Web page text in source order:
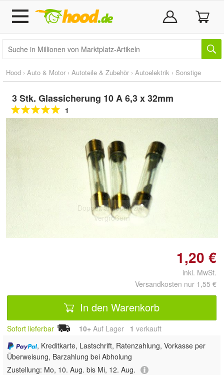
Hood › Auto & Motor › Autoteile & Zubehör › Autoelektrik › Sonstige
3 Stk. Glassicherung 10 A 6,3 x 32mm
1
Doppelt antippen zum
vergrößern
1,20 €
inkl. MwSt.
Versandkosten nur 1,55 €
In den Warenkorb
Sofort lieferbar 10+ Auf Lager 1 verkauft
, Kreditkarte, Lastschrift, Ratenzahlung, Vorkasse per
Überweisung, Barzahlung bei Abholung
Zustellung: Mo, 10. Aug. bis Mi, 12. Aug.